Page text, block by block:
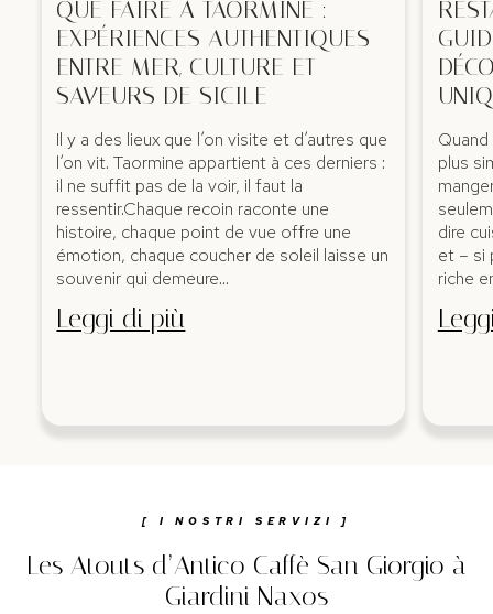
QUE FAIRE À TAORMINE :
EXPÉRIENCES AUTHENTIQUES
ENTRE MER, CULTURE ET
SAVEURS DE SICILE
Il y a des lieux que l’on visite et d’autres que
l’on vit. Taormine appartient à ces derniers :
il ne suffit pas de la voir, il faut la
ressentir.Chaque recoin raconte une
histoire, chaque point de vue offre une
émotion, chaque coucher de soleil laisse un
souvenir qui demeure…
Leggi di più
plus
dire
et – si
riche
[ I NOSTRI SERVIZI ]
Les Atouts d’Antico Caffè San Giorgio à
Giardini Naxos